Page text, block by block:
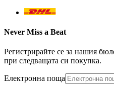
Never Miss a Beat
Регистрирайте се за нашия
при следващата си покупка.
Електронна поща